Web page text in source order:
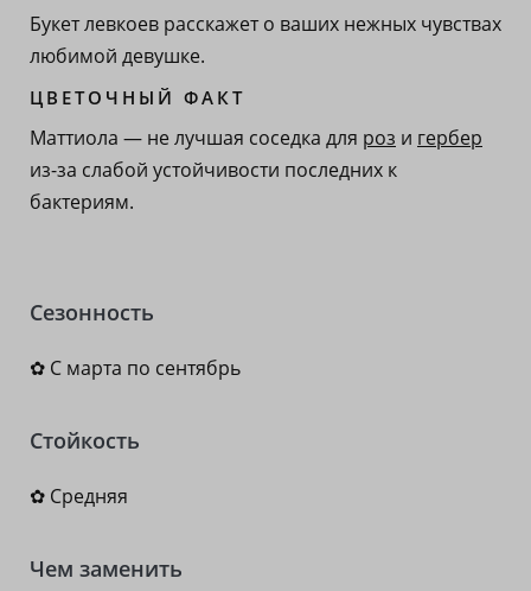
Букет левкоев расскажет о ваших нежных чувствах
любимой девушке.
ЦВЕТОЧНЫЙ ФАКТ
Маттиола — не лучшая соседка для роз и гербер
из-за слабой устойчивости последних к
бактериям.
Сезонность
✿ С марта по сентябрь
Стойкость
✿ Средняя
Чем заменить